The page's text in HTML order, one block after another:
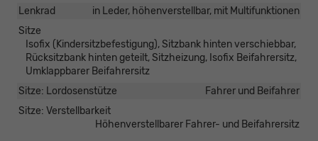
Lenkrad
in Leder, höhenverstellbar, mit Multifunktionen
Sitze
Isofix (Kindersitzbefestigung), Sitzbank hinten verschiebbar,
Rücksitzbank hinten geteilt, Sitzheizung, Isofix Beifahrersitz,
Umklappbarer Beifahrersitz
Sitze: Lordosenstütze
Fahrer und Beifahrer
Sitze: Verstellbarkeit
Höhenverstellbarer Fahrer- und Beifahrersitz